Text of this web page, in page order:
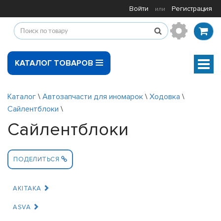
Войти или Регистрация
КАТАЛОГ ТОВАРОВ
Каталог \ Автозапчасти для иномарок \ Ходовка \
Сайлентблоки \
Сайлентблоки
ПОДЕЛИТЬСЯ
AKITAKA
ASVA